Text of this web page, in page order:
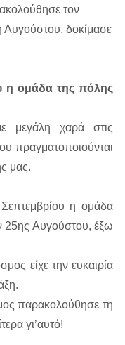
τον
Αυγούστου, δοκίμασε
η ομάδα της πόλης
μεγάλη χαρά στις
πραγματοποιούνται
μας.
η ομάδα
25ης Αυγούστου, έξω
είχε την ευκαιρία
παρακολούθησε τη
γι’αυτό!